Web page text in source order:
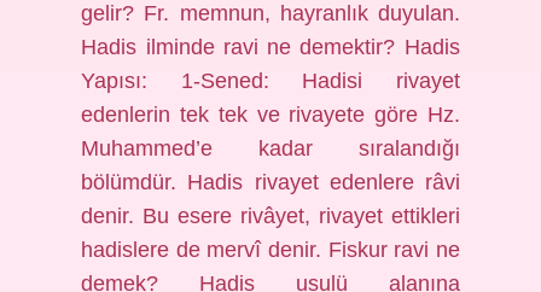
gelir? Fr. memnun, hayranlık duyulan.
Hadis ilminde ravi ne demektir? Hadis
Yapısı: 1-Sened: Hadisi rivayet
edenlerin tek tek ve rivayete göre Hz.
Muhammed’e kadar sıralandığı
bölümdür. Hadis rivayet edenlere râvi
denir. Bu esere rivâyet, rivayet ettikleri
hadislere de mervî denir. Fiskur ravi ne
demek? Hadis usulü alanına